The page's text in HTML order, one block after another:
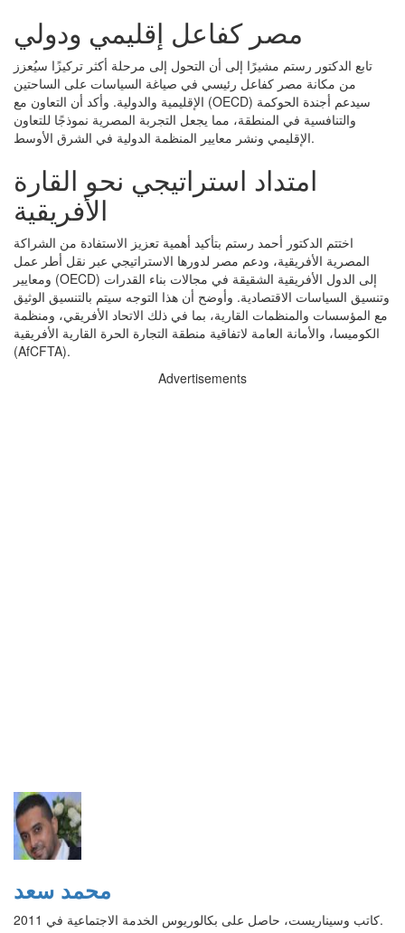
مصر كفاعل إقليمي ودولي
تابع الدكتور رستم مشيرًا إلى أن التحول إلى مرحلة أكثر تركيزًا سيُعزز
من مكانة مصر كفاعل رئيسي في صياغة السياسات على الساحتين
الإقليمية والدولية. وأكد أن التعاون مع (OECD) سيدعم أجندة الحوكمة
والتنافسية في المنطقة، مما يجعل التجربة المصرية نموذجًا للتعاون
الإقليمي ونشر معايير المنظمة الدولية في الشرق الأوسط.
امتداد استراتيجي نحو القارة
الأفريقية
اختتم الدكتور أحمد رستم بتأكيد أهمية تعزيز الاستفادة من الشراكة
المصرية الأفريقية، ودعم مصر لدورها الاستراتيجي عبر نقل أطر عمل
ومعايير (OECD) إلى الدول الأفريقية الشقيقة في مجالات بناء القدرات
وتنسيق السياسات الاقتصادية. وأوضح أن هذا التوجه سيتم بالتنسيق الوثيق
مع المؤسسات والمنظمات القارية، بما في ذلك الاتحاد الأفريقي، ومنظمة
الكوميسا، والأمانة العامة لاتفاقية منطقة التجارة الحرة القارية الأفريقية
(AfCFTA).
Advertisements
محمد سعد
كاتب وسيناريست، حاصل على بكالوريوس الخدمة الاجتماعية في 2011.